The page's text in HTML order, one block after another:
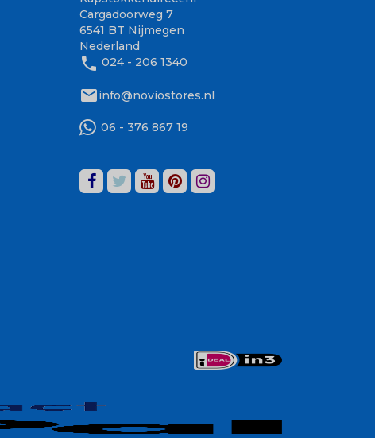
Cargadoorweg 7
6541 BT Nijmegen
Nederland
phone 024 - 206 1340
mailinfo@noviostores.nl
06 - 376 867 19